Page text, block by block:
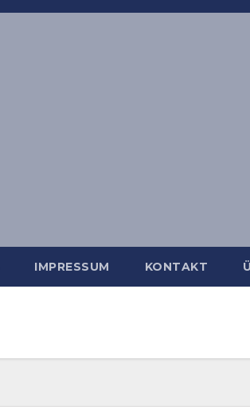
IMPRESSUM KONTAKT